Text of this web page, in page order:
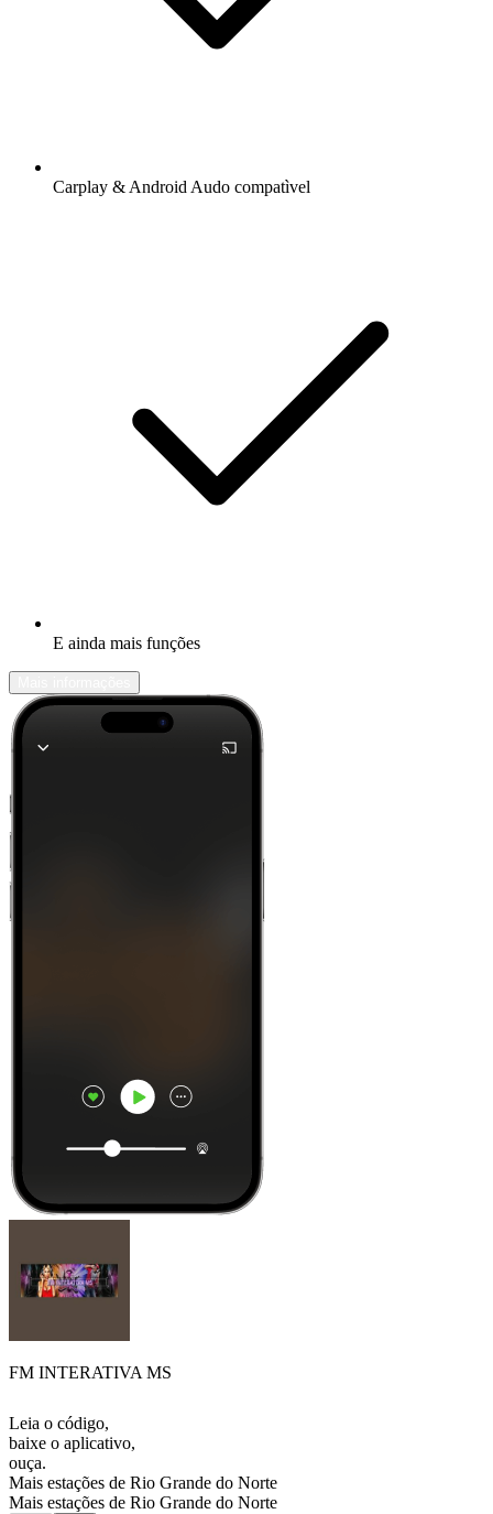
Carplay & Android Audo compatìvel
E ainda mais funções
FM INTERATIVA MS
Leia o código,
baixe o aplicativo,
ouça.
Mais estações de Rio Grande do Norte
Mais estações de Rio Grande do Norte